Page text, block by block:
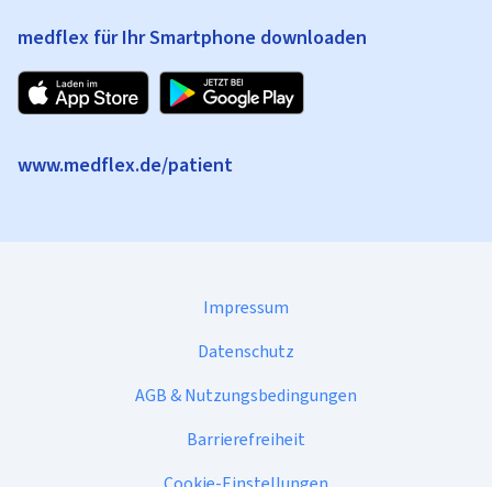
medflex für Ihr Smartphone downloaden
www.medflex.de/patient
Impressum
Datenschutz
AGB & Nutzungsbedingungen
Barrierefreiheit